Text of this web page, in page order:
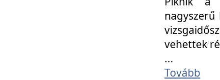
vehettek
...
Tovább